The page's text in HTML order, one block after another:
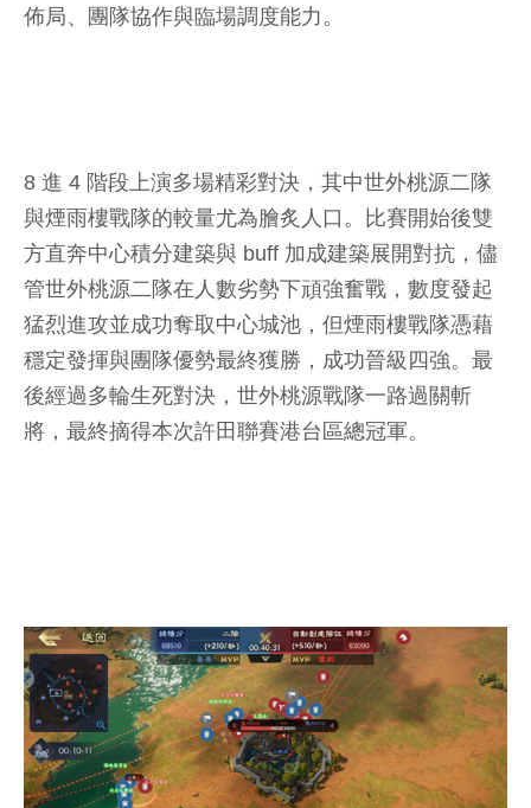
佈局、團隊協作與臨場調度能力。
8 進 4 階段上演多場精彩對決，其中世外桃源二隊
與煙雨樓戰隊的較量尤為膾炙人口。比賽開始後雙
方直奔中心積分建築與 buff 加成建築展開對抗，儘
管世外桃源二隊在人數劣勢下頑強奮戰，數度發起
猛烈進攻並成功奪取中心城池，但煙雨樓戰隊憑藉
穩定發揮與團隊優勢最終獲勝，成功晉級四強。最
後經過多輪生死對決，世外桃源戰隊一路過關斬
將，最終摘得本次許田聯賽港台區總冠軍。